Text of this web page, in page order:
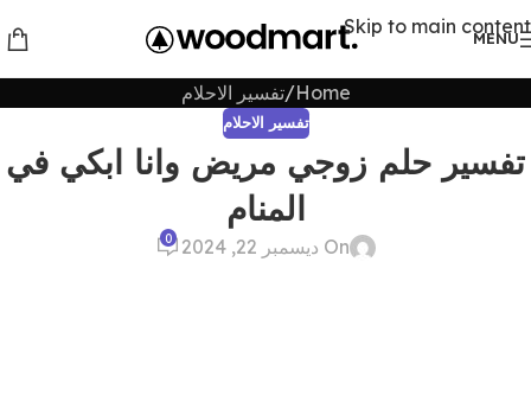
Skip to main content
MENU
Home تفسير الاحلام
تفسير الاحلام
تفسير حلم زوجي مريض وانا ابكي في
المنام
On ديسمبر 22, 2024 0